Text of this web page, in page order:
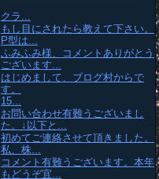
クラ...
もし目にされたら教えて下さい。
P型は...
ふみふみ様、コメントありがとう
ございます...
はじめまして、ブログ村からで
す。
15...
お問い合わせ有難うございまし
た。↓以下と...
初めてご連絡させて頂きました。
私、株...
コメント有難うございます。本年
もどうぞ宜...